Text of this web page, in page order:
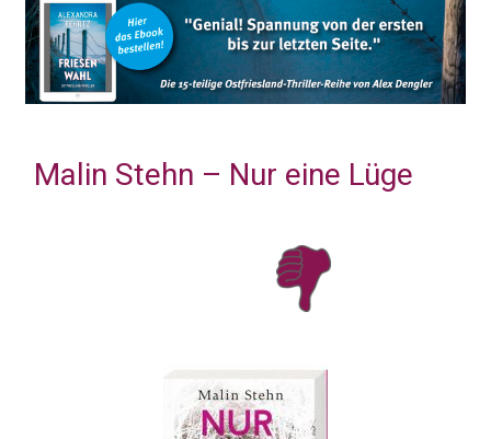
Malin Stehn – Nur eine Lüge